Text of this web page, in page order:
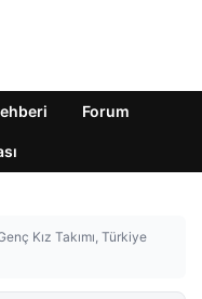
Forum
Kız Takımı, Türkiye